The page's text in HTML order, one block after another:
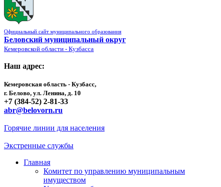
Официальный сайт муниципального образования
Беловский муниципальный округ
Кемеровской области - Кузбасса
Наш адрес:
Кемеровская область - Кузбасс,
г. Белово, ул. Ленина, д. 10
+7 (384-52) 2-81-33
abr@belovorn.ru
Горячие линии для населения
Экстренные службы
Главная
Комитет по управлению муниципальным
имуществом